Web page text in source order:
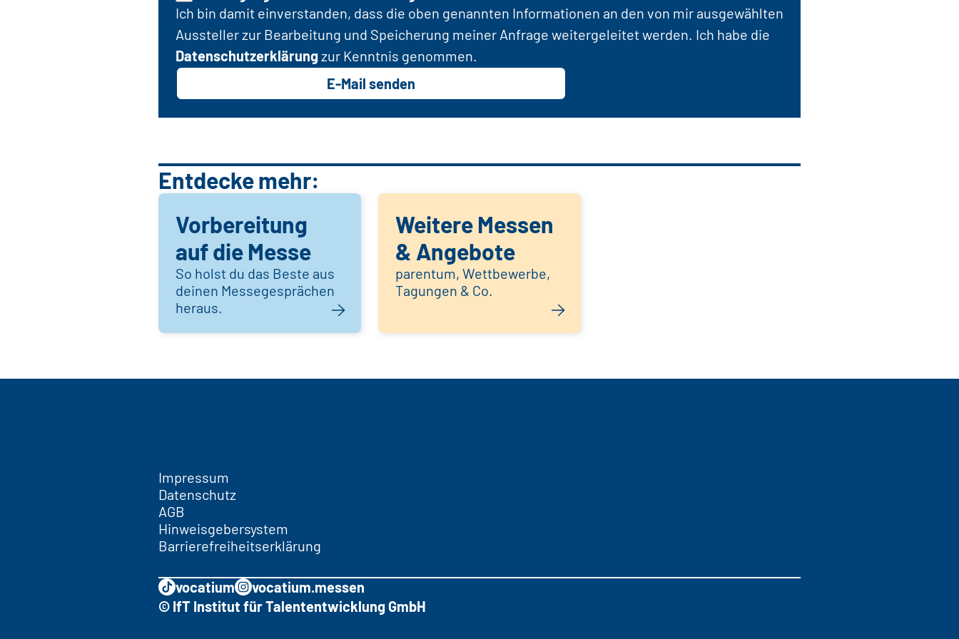
Ich bin damit einverstanden, dass die oben genannten Informationen an den von mir ausgewählten
Aussteller zur Bearbeitung und Speicherung meiner Anfrage weitergeleitet werden. Ich habe die
Datenschutzerklärungzur Kenntnis genommen.
E-Mail senden
Entdecke mehr:
Vorbereitung
auf die Messe
So holst du das Beste aus
deinen Messegesprächen
heraus.
Weitere Messen
& Angebote
parentum, Wettbewerbe,
Tagungen & Co.
Impressum
Datenschutz
AGB
Hinweisgebersystem
Barrierefreiheitserklärung
vocatium
vocatium.messen
© IfT Institut für Talententwicklung GmbH